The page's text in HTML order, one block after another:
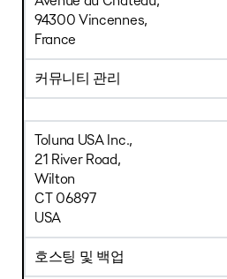
94300 Vincennes,
France
커뮤니티 관리
Toluna USA Inc.,
21 River Road,
Wilton
CT 06897
USA
호스팅 및 백업